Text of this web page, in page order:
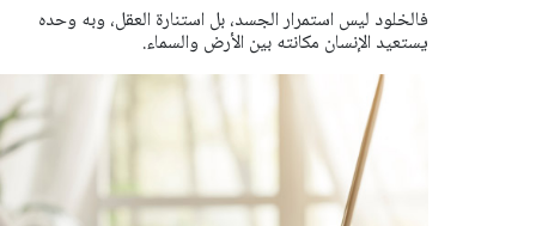
فالخلود ليس استمرار الجسد، بل استنارة العقل، وبه وحده
يستعيد الإنسان مكانته بين الأرض والسماء.